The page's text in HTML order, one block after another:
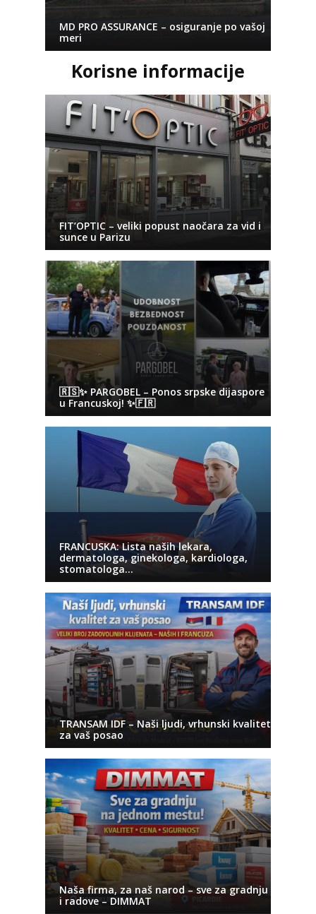
MD PRO ASSURANCE – osiguranje po vašoj
meri
Korisne informacije
FIT’OPTIC – veliki popust naočara za vid i
sunce u Parizu
🇷🇸✨ PARGOBEL – Ponos srpske dijaspore
u Francuskoj! ✨🇫🇷
FRANCUSKA: Lista naših lekara,
dermatologa, ginekologa, kardiologa,
stomatologa…
TRANSAM IDF – Naši ljudi, vrhunski kvalitet
za vaš posao
Naša firma, za naš narod – sve za gradnju
i radove – DIMMAT